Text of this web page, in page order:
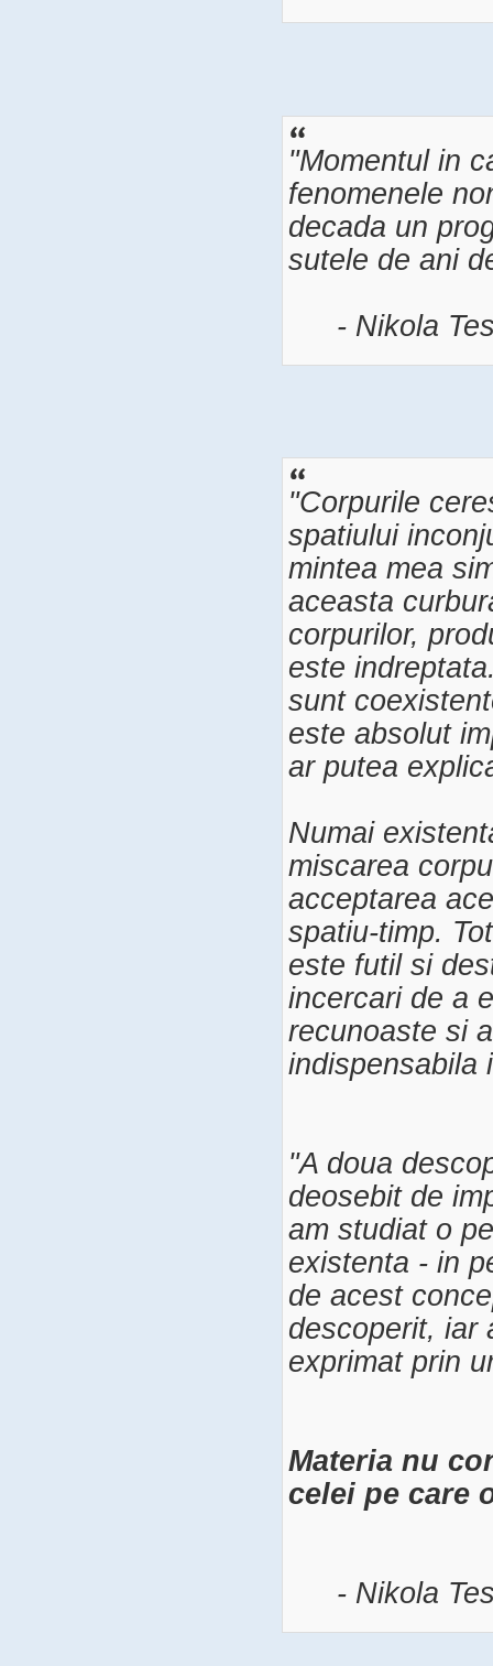
"Momentul in
fenomenele
decada un
sutele de ani
- Nikola
"Corpurile
spatiului
mintea mea
aceasta
corpurilor,
este
sunt
este absolut
ar putea
Numai
miscarea
acceptarea
spatiu-timp.
este futil si
incercari de a
recunoaste si
indispensabila
"A doua
deosebit de
am studiat o
existenta - in
de acest
descoperit, iar
exprimat prin
Materia nu
celei pe care
- Nikola